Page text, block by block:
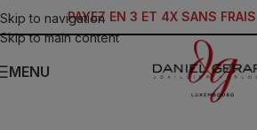
Skip to navigation
Skip to main content
PAYEZ EN 3 ET 4X SANS
MENU